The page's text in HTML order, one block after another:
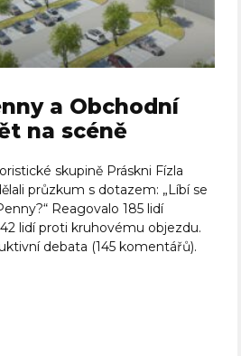
a Obchodní
na scéně
skupině Práskni Fízla
průzkum s dotazem: „Líbí se
Reagovalo 185 lidí
lidí proti kruhovému objezdu.
debata (145 komentářů).